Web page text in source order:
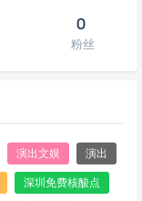
0
粉丝
演出文娱
演出
深圳免费核酸点